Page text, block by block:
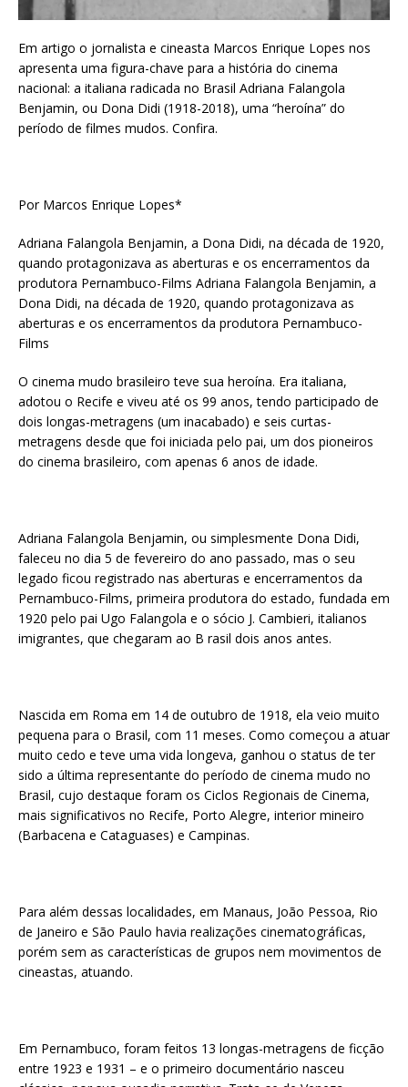
Em artigo o jornalista e cineasta Marcos Enrique Lopes nos
apresenta uma figura-chave para a história do cinema
nacional: a italiana radicada no Brasil Adriana Falangola
Benjamin, ou Dona Didi (1918-2018), uma “heroína” do
período de filmes mudos. Confira.
Por Marcos Enrique Lopes*
Adriana Falangola Benjamin, a Dona Didi, na década de 1920,
quando protagonizava as aberturas e os encerramentos da
produtora Pernambuco-Films Adriana Falangola Benjamin, a
Dona Didi, na década de 1920, quando protagonizava as
aberturas e os encerramentos da produtora Pernambuco-
Films
O cinema mudo brasileiro teve sua heroína. Era italiana,
adotou o Recife e viveu até os 99 anos, tendo participado de
dois longas-metragens (um inacabado) e seis curtas-
metragens desde que foi iniciada pelo pai, um dos pioneiros
do cinema brasileiro, com apenas 6 anos de idade.
Adriana Falangola Benjamin, ou simplesmente Dona Didi,
faleceu no dia 5 de fevereiro do ano passado, mas o seu
legado ficou registrado nas aberturas e encerramentos da
Pernambuco-Films, primeira produtora do estado, fundada em
1920 pelo pai Ugo Falangola e o sócio J. Cambieri, italianos
imigrantes, que chegaram ao B rasil dois anos antes.
Nascida em Roma em 14 de outubro de 1918, ela veio muito
pequena para o Brasil, com 11 meses. Como começou a atuar
muito cedo e teve uma vida longeva, ganhou o status de ter
sido a última representante do período de cinema mudo no
Brasil, cujo destaque foram os Ciclos Regionais de Cinema,
mais significativos no Recife, Porto Alegre, interior mineiro
(Barbacena e Cataguases) e Campinas.
Para além dessas localidades, em Manaus, João Pessoa, Rio
de Janeiro e São Paulo havia realizações cinematográficas,
porém sem as características de grupos nem movimentos de
cineastas, atuando.
Em Pernambuco, foram feitos 13 longas-metragens de ficção
entre 1923 e 1931 – e o primeiro documentário nasceu